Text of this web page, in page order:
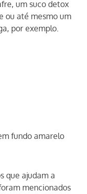
um suco detox
ou até mesmo um
por exemplo.
fundo amarelo
que ajudam a
mencionados